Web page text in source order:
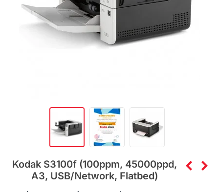
Kodak S3100f (100ppm, 45000ppd,
A3, USB/Network, Flatbed)